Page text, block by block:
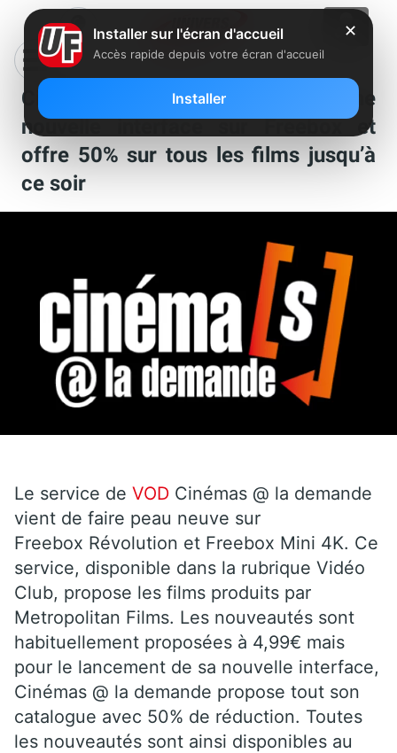
Cinémas @ la demande lance une
nouvelle interface sur Freebox et
offre 50% sur tous les films jusqu’à
ce soir
Le service de VOD Cinémas @ la demande
vient de faire peau neuve sur
Freebox Révolution et Freebox Mini 4K. Ce
service, disponible dans la rubrique Vidéo
Club, propose les films produits par
Metropolitan Films. Les nouveautés sont
habituellement proposées à 4,99€ mais
pour le lancement de sa nouvelle interface,
Cinémas @ la demande propose tout son
catalogue avec 50% de réduction. Toutes
les nouveautés sont ainsi disponibles au
✕
Installer sur l'écran d'accueil
Accès rapide depuis votre écran d'accueil
Installer